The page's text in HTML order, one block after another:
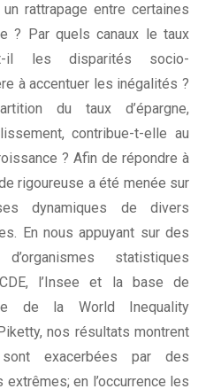
rattrapage entre certaines
? Par quels canaux le taux
t-il les disparités socio-
à accentuer les inégalités ?
du taux d’épargne,
contribue-t-elle au
? Afin de répondre à
rigoureuse a été menée sur
dynamiques de divers
En nous appuyant sur des
statistiques
l’Insee et la base de
de la World Inequality
nos résultats montrent
exacerbées par des
en l’occurrence les